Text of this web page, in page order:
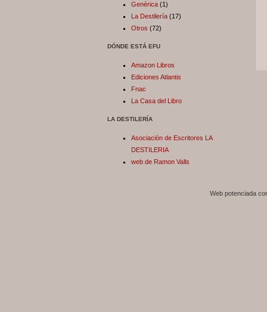
Genérica (1)
La Destilería (17)
Otros (72)
DÓNDE ESTÁ EFU
Amazon Libros
Ediciones Atlantis
Fnac
La Casa del Libro
LA DESTILERÍA
Asociación de Escritores LA
DESTILERIA
web de Ramon Valls
Web potenciada